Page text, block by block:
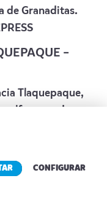
de Granaditas.
–
Tlaquepaque,
alfarero y de
podrá
de artesanía
calles donde
una gran
y donde
libre.
CONFIGURAR